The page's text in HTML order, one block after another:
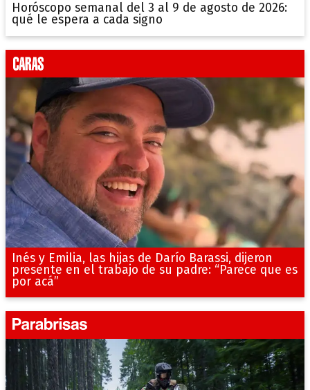
Horóscopo semanal del 3 al 9 de agosto de 2026:
qué le espera a cada signo
Inés y Emilia, las hijas de Darío Barassi, dijeron
presente en el trabajo de su padre: “Parece que es
por acá”